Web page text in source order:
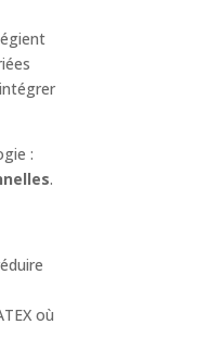
:
.
où